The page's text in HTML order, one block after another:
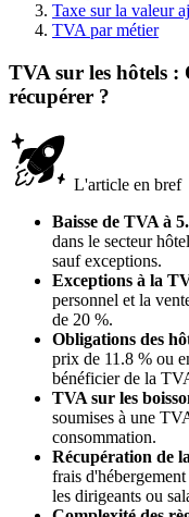
Taxe sur la valeur
TVA par métier
TVA sur les hôtels :
récupérer ?
L'article en bref
Baisse de TVA à
dans le secteur
sauf exceptions.
Exceptions à la
personnel et la
de 20 %.
Obligations des
prix de 11.8 % ou
bénéficier de la
TVA sur les
soumises à une
consommation.
Récupération de
frais
les dirigeants ou